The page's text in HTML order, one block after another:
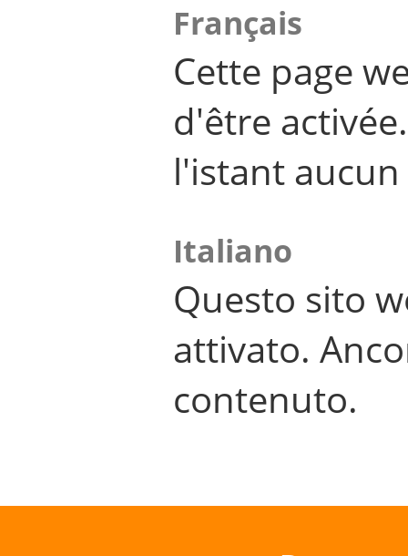
Français
Cette page
d'être
l'istant
Italiano
Questo sito
attivato.
contenuto.